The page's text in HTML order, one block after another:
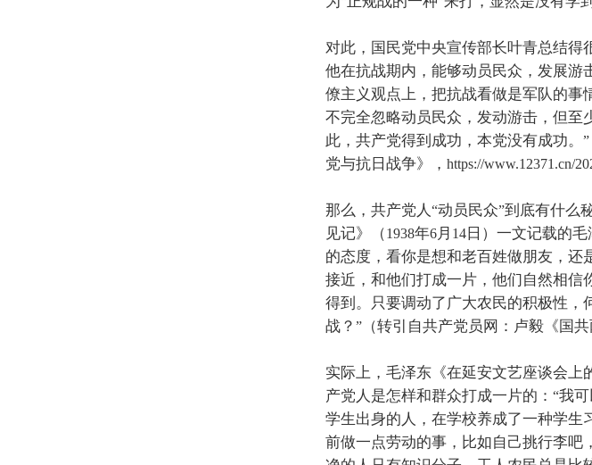
对此，国民党中央宣传部长叶青总结得
他在抗战期内，能够动员民众，发展游
僚主义观点上，把抗战看做是军队的事
不完全忽略动员民众，发动游击，但至
此，共产党得到成功，本党没有成功。 ”
党与抗日战争》， https://www.12371.cn/
那么，共产党人 “动员民众”到底有什么
见记》（1938年6月 14日）一文记载的毛
的态度，看你是想和老百姓做朋友，
接近，和他们打成一片，他们自然相信
得到。只要调动了广大农民的积极性，
战？ ”（转引自共产党员网：卢毅《国共
实际上，毛泽东《在延安文艺座谈会
产党人是怎样和群众打成一片的： “我
学生出身的人，在学校养成了一种学生
前做一点劳动的事，比如自己挑行李吧